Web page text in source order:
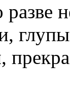
разве